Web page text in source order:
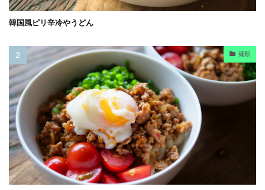
韓国風ピリ辛冷やうどん
麺類